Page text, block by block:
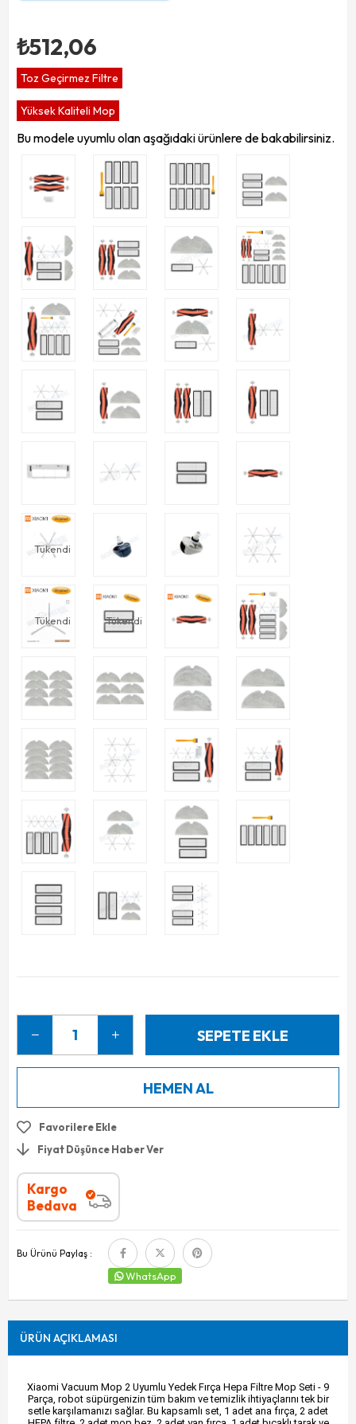
₺512,06
Toz Geçirmez Filtre
Yüksek Kaliteli Mop
Bu modele uyumlu olan aşağıdaki ürünlere de bakabilirsiniz.
Tükendi
Tükendi Tükendi
Favorilere Ekle
Fiyat Düşünce Haber Ver
Kargo
Bedava
Bu Ürünü Paylaş :
WhatsApp
ÜRÜN AÇIKLAMASI
Xiaomi Vacuum Mop 2 Uyumlu Yedek Fırça Hepa Filtre Mop Seti - 9
Parça, robot süpürgenizin tüm bakım ve temizlik ihtiyaçlarını tek bir
setle karşılamanızı sağlar. Bu kapsamlı set, 1 adet ana fırça, 2 adet